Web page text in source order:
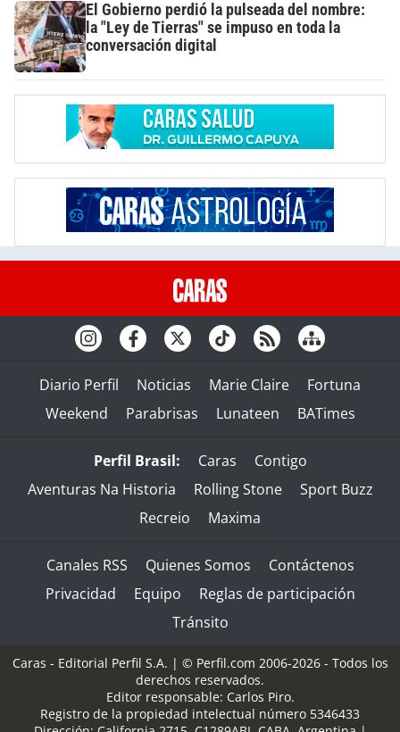
El Gobierno perdió la pulseada del nombre:
la "Ley de Tierras" se impuso en toda la
conversación digital
Diario Perfil Noticias Marie Claire
Fortuna
Weekend
Parabrisas Lunateen BATimes
Perfil Brasil: Caras
Contigo
Aventuras Na Historia
Rolling Stone
Sport Buzz
Recreio
Maxima
Canales RSS Quienes Somos
Contáctenos
Privacidad
Equipo
Reglas de participación
Tránsito
Caras - Editorial Perfil S.A. | © Perfil.com 2006-2026 - Todos los
derechos reservados.
Editor responsable: Carlos Piro.
Registro de la propiedad intelectual número 5346433